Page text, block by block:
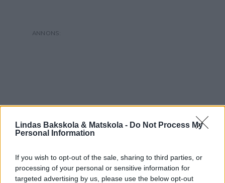
Lindas Bakskola & Matskola - Do Not Process My
Personal Information
If you wish to opt-out of the sale, sharing to third parties, or
processing of your personal or sensitive information for
targeted advertising by us, please use the below opt-out